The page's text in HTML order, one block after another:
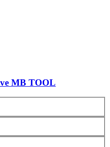
MB TOOL